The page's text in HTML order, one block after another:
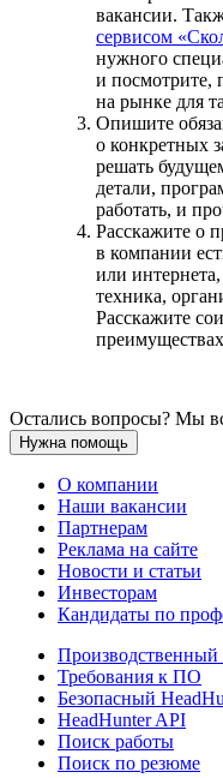
вакансии.
сервисом
нужного
и посмотрите,
на рынке для
Опишите
о конкретных
решать
детали,
работать, и
Расскажите о
в компании
или интернета,
техника,
Расскажите
Остались вопросы? Мы
Нужна помощь
О компании
Наши вакансии
Партнерам
Реклама на сайте
Новости и статьи
Инвесторам
Кандидаты по
Производственный
Требования к ПО
Безопасный
HeadHunter API
Поиск работы
Поиск по резюме